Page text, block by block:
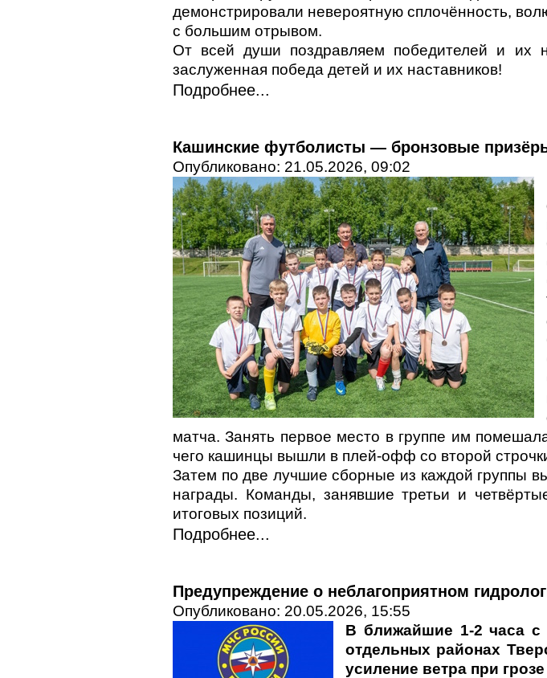
демонстрировали невероятную сплочённость,
с большим отрывом.
От всей души поздравляем победителей и их
заслуженная победа детей и их наставников!
Подробнее...
Кашинские футболисты — бронзовые
Опубликовано: 21.05.2026, 09:02
матча. Занять первое место в группе им
чего кашинцы вышли в плей-офф со второй
Затем по две лучшие сборные из каждой группы
награды. Команды, занявшие третьи и
итоговых позиций.
Подробнее...
Предупреждение о неблагоприятном
Опубликовано: 20.05.2026, 15:55
В ближайшие 1-2 часа с
отдельных районах
усиление ветра при